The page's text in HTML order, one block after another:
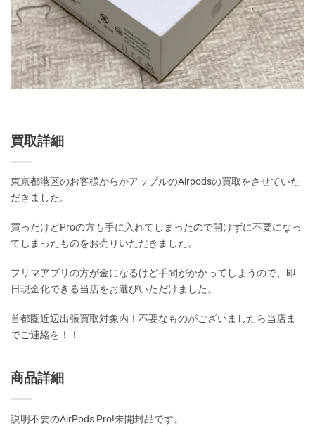
買取詳細
東京都港区のお客様からかアップルのAirpodsの買取をさせていた
だきました。
買ったけどProの方も手に入れてしまったので開けずに不要になっ
てしまったものをお売りいただきました。
フリマアプリの方が金になるけど手間がかかってしまうので、即
日現金化できる当店をお選びいただけました。
首都圏近辺出張買取対象内！不要なものがございましたら当店ま
でご連絡を！！
商品詳細
説明不要のAirPods Pro!未開封品です。